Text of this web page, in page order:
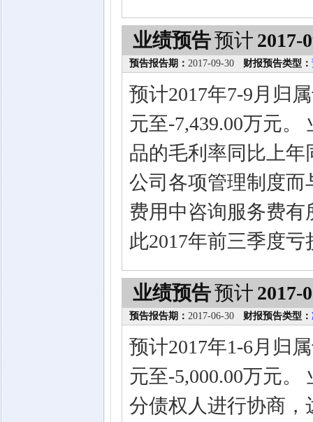
业绩预告预计 2017-
预告报告期： 2017-09-30 财报预告类型：
预计2017年7-9月归
元至-7,439.00万元
品的毛利率同比上
公司各项管理制度
费用中咨询服务费
此2017年前三季度
业绩预告预计 2017-
预告报告期： 2017-06-30 财报预告类型：
预计2017年1-6月归
元至-5,000.00万元
分债权人进行协商